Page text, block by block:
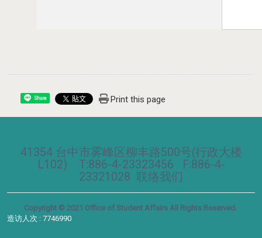
Share Print this page
41354 台中市雾峰区柳丰路500号(行政大楼
L102) T:886-4-23323456 F:886-4-
23321028 联络我们
Copyright © 2021 Office of Student Affairs All Rights Reserved.
造访人次 : 7746990